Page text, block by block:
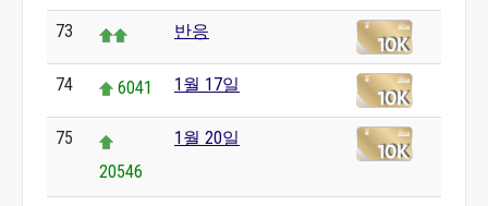
73 반응
74 6041 1월 17일
75
20546
1월 20일